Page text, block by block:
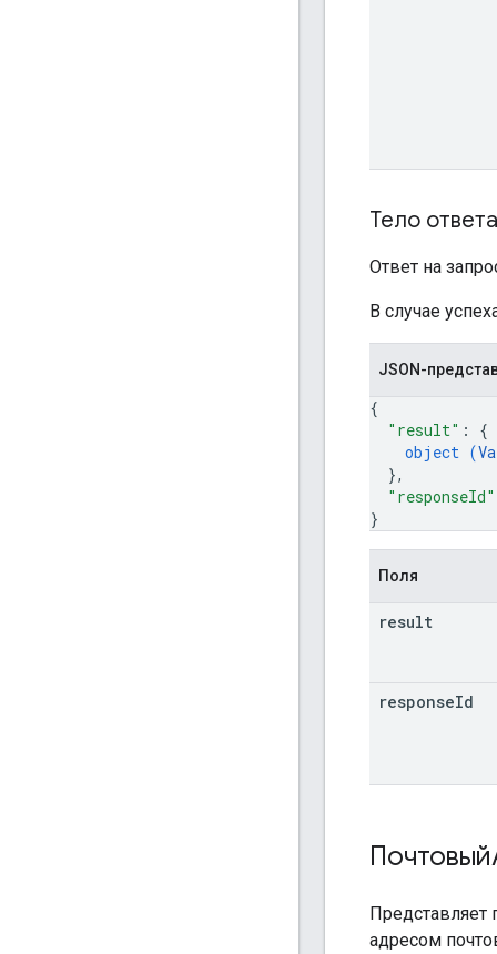
Тело ответа
Ответ на
В случае
JSON-
{
"result" : {
object (
},
"responseId"
}
Поля
result
responseId
Представляет
адресом